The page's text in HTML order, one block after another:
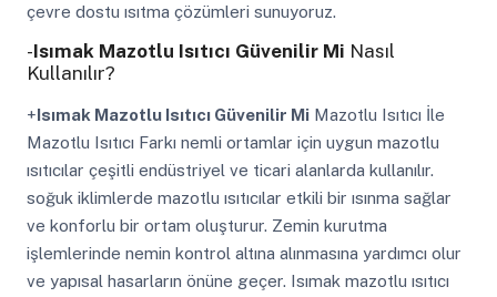
çevre dostu ısıtma çözümleri sunuyoruz.
-Isımak Mazotlu Isıtıcı Güvenilir Mi Nasıl
Kullanılır?
+Isımak Mazotlu Isıtıcı Güvenilir MiMazotlu Isıtıcı İle
Mazotlu Isıtıcı Farkı nemli ortamlar için uygun mazotlu
ısıtıcılar çeşitli endüstriyel ve ticari alanlarda kullanılır.
soğuk iklimlerde mazotlu ısıtıcılar etkili bir ısınma sağlar
ve konforlu bir ortam oluşturur. Zemin kurutma
işlemlerinde nemin kontrol altına alınmasına yardımcı olur
ve yapısal hasarların önüne geçer. Isımak mazotlu ısıtıcı